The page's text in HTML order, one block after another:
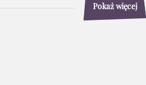
Pokaż więcej